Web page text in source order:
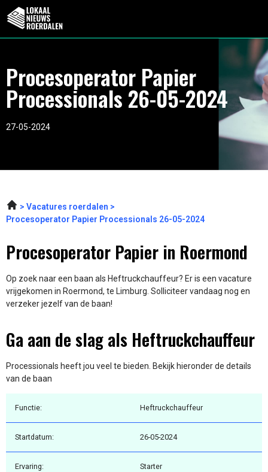
Procesoperator Papier
Processionals 26-05-2024
27-05-2024
Vacatures roerdalen
Procesoperator Papier Processionals 26-05-2024
Procesoperator Papier in Roermond
Op zoek naar een baan als Heftruckchauffeur? Er is een vacature
vrijgekomen in Roermond, te Limburg. Solliciteer vandaag nog en
verzeker jezelf van de baan!
Ga aan de slag als Heftruckchauffeur
Processionals heeft jou veel te bieden. Bekijk hieronder de details
van de baan
Functie: Heftruckchauffeur
Startdatum: 26-05-2024
Ervaring: Starter